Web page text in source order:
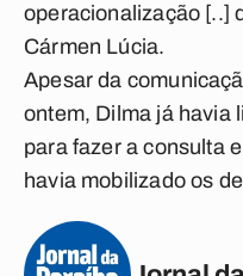
operacionalização [..]
Cármen Lúcia.
Apesar da
ontem, Dilma já havia
para fazer a consulta
havia mobilizado os